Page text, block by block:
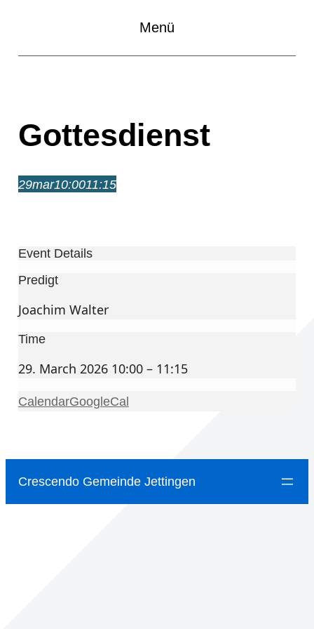
Menü
Gottesdienst
29mar10:0011:15
Event Details
Predigt
Joachim Walter
Time
29. March 2026 10:00 – 11:15
CalendarGoogleCal
Crescendo Gemeinde Jettingen